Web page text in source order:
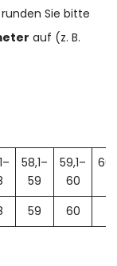
runden Sie bitte
auf (z. B.
58,1–
59
59,1–
60
59 60